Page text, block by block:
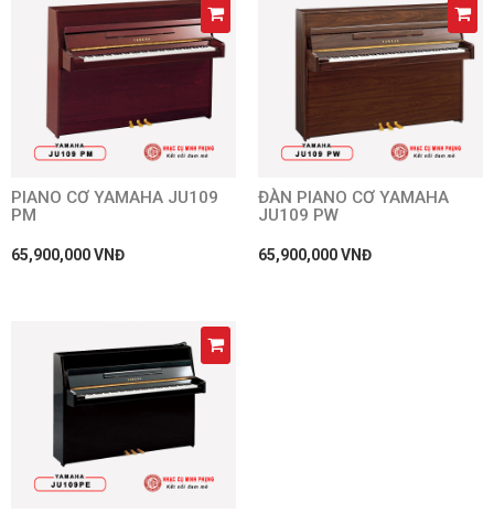
PIANO CƠ YAMAHA JU109
PM
65,900,000 VNĐ
ĐÀN PIANO CƠ YAMAHA
JU109 PW
65,900,000 VNĐ